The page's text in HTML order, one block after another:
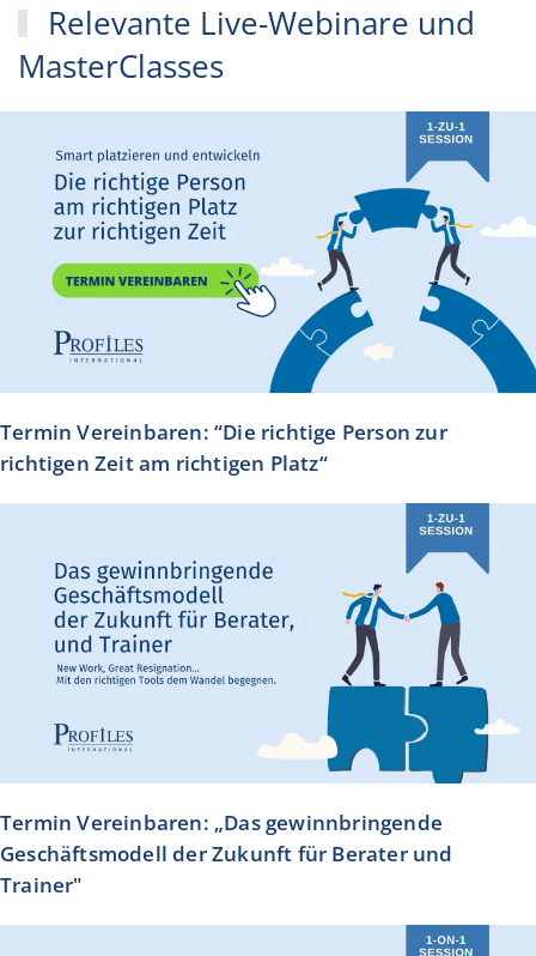
Relevante Live-Webinare und
MasterClasses
Termin Vereinbaren: “Die richtige Person zur
richtigen Zeit am richtigen Platz“
Termin Vereinbaren: „Das gewinnbringende
Geschäftsmodell der Zukunft für Berater und
Trainer"